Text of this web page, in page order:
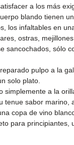
a los más
blando tienen
los infaltables en
ostras, mejillones
sancochados, sólo
pulpo a la
solo plato.
simplemente a la
tenue sabor marino,
copa de vino
para principiantes,